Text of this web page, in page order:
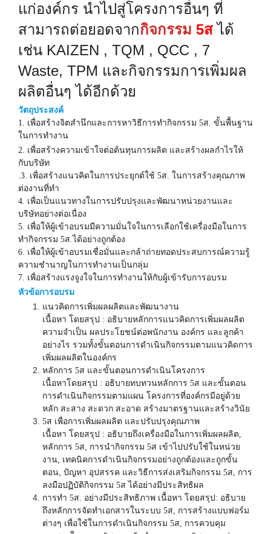
แก่องค์กร นำไปสู่โครงการอื่นๆ ที่
สามารถต่อยอดจากกิจกรรม 5ส ได้
เช่น KAIZEN , TQM , QCC , 7
Waste, TPM และกิจกรรมการเพิ่มผล
ผลิตอื่นๆ ได้อีกด้วย
วัตถุประสงค์
1. เพื่อสร้างจิตสำนึกและการหาวิธีการทำกิจกรรม 5ส. ขั้นพื้นฐาน
ในการทำงาน
2. เพื่อสร้างความเข้าใจต่อต้นทุนการผลิต และสร้างผลกำไรให้
กับบริษัท
.3. เพื่อสร้างแนวคิดในการประยุกต์ใช้ 5ส. ในการสร้างคุณภาพ
ต่องานที่ทำ
4. เพื่อเป็นแนวทางในการปรับปรุงและพัฒนาหน่วยงานและ
บริษัทอย่างต่อเนื่อง
5. เพื่อให้ผู้เข้าอบรมมีความมั่นใจในการเลือกใช้เครื่องมือในการ
ทำกิจกรรม 5ส.ได้อย่างถูกต้อง
6. เพื่อให้ผู้เข้าอบรมเชื่อมั่นและกล้าถ่ายทอดประสบการณ์ความรู้
ความชำนาญในการทำงานเป็นกลุ่ม
7. เพื่อสร้างแรงจูงใจในการทำงานให้กับผู้เข้ารับการอบรม
หัวข้อการอบรม
แนวคิดการเพิ่มผลผลิตและพัฒนางาน
เนื้อหา โดยสรุป : อธิบายหลักการแนวคิดการเพิ่มผลผลิต
ความจำเป็น ผลประโยชน์ต่อพนักงาน องค์กร และลูกค้า
อย่างไร รวมทั้งขั้นตอนการดำเนินกิจกรรมตามแนวคิดการ
เพิ่มผลผลิตในองค์กร
หลักการ 5ส และขั้นตอนการดำเนินโครงการ
เนื้อหาโดยสรุป : อธิบายทบทวนหลักการ 5ส และขั้นตอน
การดำเนินกิจกรรมตามแผน โครงการที่องค์กรมีอยู่ด้วย
หลัก สะสาง สะดวก สะอาด สร้างมาตรฐานและสร้างวินัย
5ส เพื่อการเพิ่มผลผลิต และปรับปรุงคุณภาพ
เนื้อหา โดยสรุป : อธิบายถึงเครื่องมือในการเพิ่มผลผลิต,
หลักการ 5ส, การนำกิจกรรม 5ส เข้าไปปรับใช้ในหน่วย
งาน, เทคนิคการดำเนินกิจกรรมอย่างถูกต้องและถูกขั้น
ตอน, ปัญหา อุปสรรค และวิธีการส่งเสริมกิจกรรม 5ส, การ
ลงมือปฏิบัติกิจกรรม 5ส ได้อย่างมีประสิทธิผล
การทำ 5ส. อย่างมีประสิทธิภาพ เนื้อหา โดยสรุป: อธิบาย
ถึงหลักการจัดทำเอกสารในระบบ 5ส, การสร้างแบบฟอร์ม
ต่างๆ เพื่อใช้ในการดำเนินกิจกรรม 5ส, การควบคุม